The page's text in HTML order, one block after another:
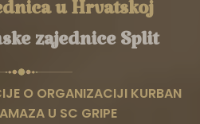
u Hrvatskoj
zajednice Split
O ORGANIZACIJI KURBAN
U SC GRIPE